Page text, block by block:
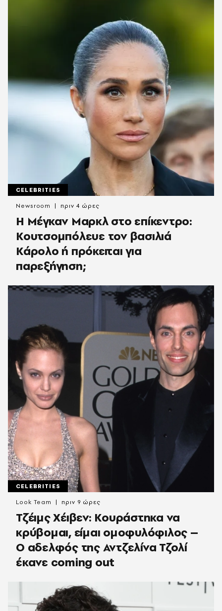
CELEBRITIES
Η Μέγκαν Μαρκλ στο επίκεντρο:
Κουτσομπόλευε τον βασιλιά
Κάρολο ή πρόκειται για
παρεξήγηση;
Newsroom πριν 4 ώρες
CELEBRITIES
Τζέιμς Χέιβεν: Κουράστηκα να
κρύβομαι, είμαι ομοφυλόφιλος –
Ο αδελφός της Αντζελίνα Τζολί
έκανε coming out
Look Team πριν 9 ώρες